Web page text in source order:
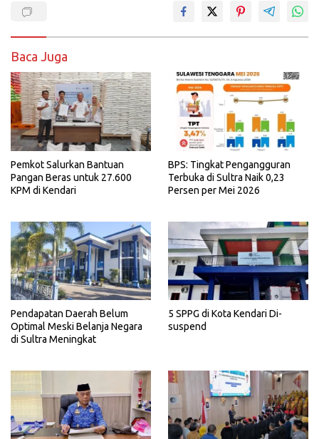
Baca Juga
Pemkot Salurkan Bantuan
Pangan Beras untuk 27.600
KPM di Kendari
BPS: Tingkat Pengangguran
Terbuka di Sultra Naik 0,23
Persen per Mei 2026
Pendapatan Daerah Belum
Optimal Meski Belanja Negara
di Sultra Meningkat
5 SPPG di Kota Kendari Di-
suspend